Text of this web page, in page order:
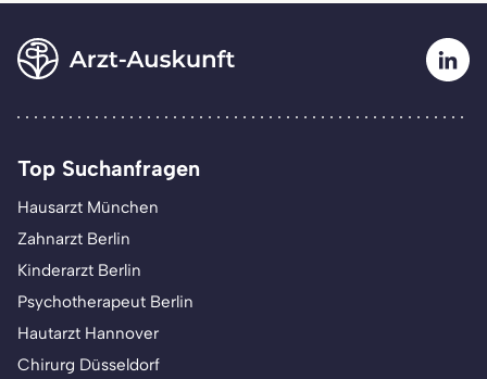
Top Suchanfragen
Hausarzt München
Zahnarzt Berlin
Kinderarzt Berlin
Psychotherapeut Berlin
Hautarzt Hannover
Chirurg Düsseldorf